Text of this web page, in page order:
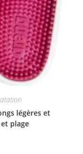
légères et
plage